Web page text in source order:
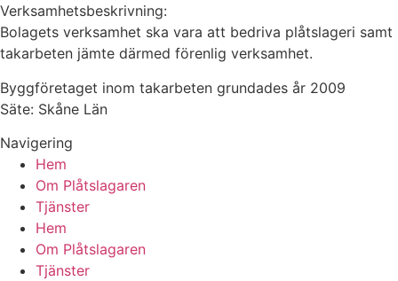
Verksamhetsbeskrivning:
Bolagets verksamhet ska vara att bedriva plåtslageri samt
takarbeten jämte därmed förenlig verksamhet.
Byggföretaget inom takarbeten grundades år 2009
Säte: Skåne Län
Navigering
Hem
Om Plåtslagaren
Tjänster
Hem
Om Plåtslagaren
Tjänster